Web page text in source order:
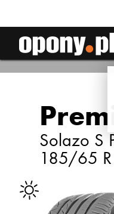
Solazo S
185/65